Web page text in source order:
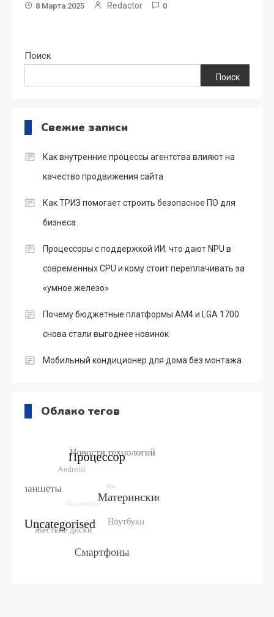
8 Марта 2025 Redactor 0
Поиск
Поиск
Свежие записи
Как внутренние процессы агентства влияют на
качество продвижения сайта
Как ТРИЗ помогает строить безопасное ПО для
бизнеса
Процессоры с поддержкой ИИ: что дают NPU в
современных CPU и кому стоит переплачивать за
«умное железо»
Почему бюджетные платформы AM4 и LGA 1700
снова стали выгоднее новинок
Мобильный кондиционер для дома без монтажа
Облако тегов